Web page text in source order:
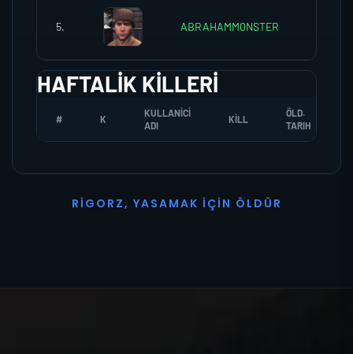
5. ABRAHAMM0NSTER
HAFTALIK KILLERI
# K
KULLANICI
ADI
KILL
ÖLD.
TARIH
R I G O R Z, YASAMAK İ ÇI N Ö L D Ü R